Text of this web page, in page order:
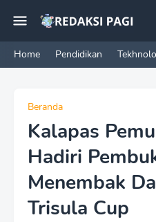
Home Pendidikan
Beranda
Kalapas
Hadiri
Menembak
Trisula Cup